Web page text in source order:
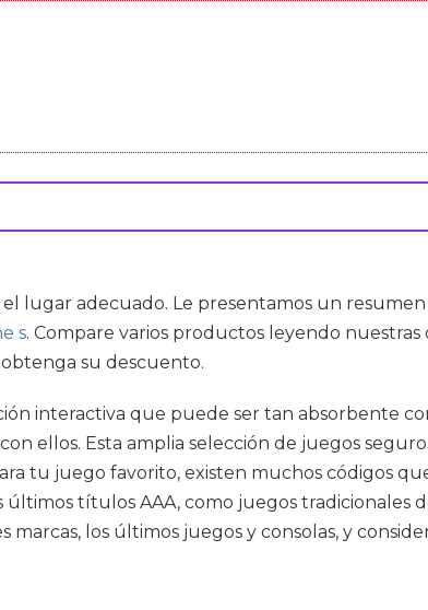
lugar adecuado. Le presentamos un
s. Compare varios productos leyendo
su descuento.
interactiva que puede ser tan absorbente
ellos. Esta amplia selección de juegos
tu juego favorito, existen muchos códigos
títulos AAA, como juegos tradicionales
marcas, los últimos juegos y consolas, y